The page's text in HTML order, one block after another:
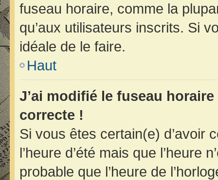
fuseau horaire, comme la
qu’aux utilisateurs inscrits. Si
idéale de le faire.
Haut
J’ai modifié le fuseau
correcte !
Si vous êtes certain(e) d’avoir
l’heure d’été mais que l’heure
probable que l’heure de